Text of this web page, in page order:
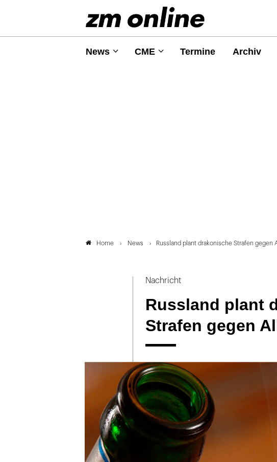
News CME Termine Archiv
Home News Russland plant drakonische Strafen gegen
Nachricht
Russland plant
Strafen gegen